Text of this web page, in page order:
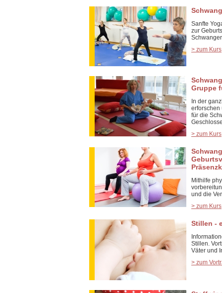
Sanfte
zur
> zum Kurs
Gruppe
In der
erforschen
für die
> zum Kurs
Mithilfe
und die
> zum Kurs
Stillen -
Stillen.
Väter und
> zum